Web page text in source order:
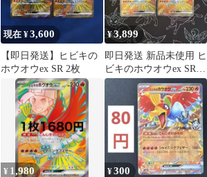
現在 ¥3,600
【即日発送】ヒビキの
ホウオウex SR 2枚
¥3,899
即日発送 新品未使用 ヒ
ビキのホウオウex SR 2
枚セット 熱風のアリー
¥ 1,980 ¥300